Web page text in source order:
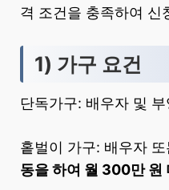
격 조건을 충족하여 신
1) 가구 요건
단독가구: 배우자 및
홑벌이 가구: 배우자
동을 하여 월 300만 원